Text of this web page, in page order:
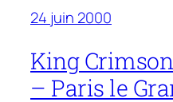
24 juin 2000
King
– Paris le